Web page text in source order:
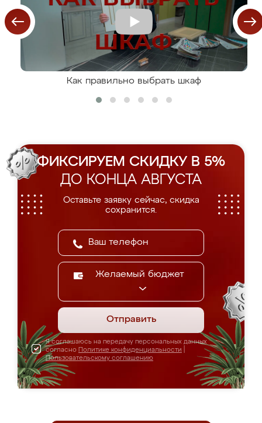
Как правильно выбрать шкаф
ФИКСИРУЕМ СКИДКУ В 5%
ДО КОНЦА АВГУСТА
Оставьте заявку сейчас, скидка
сохранится.
Желаемый бюджет
Отправить
Я соглашаюсь на передачу персональных данных
согласно Политике конфиденциальности
Пользовательскому соглашению